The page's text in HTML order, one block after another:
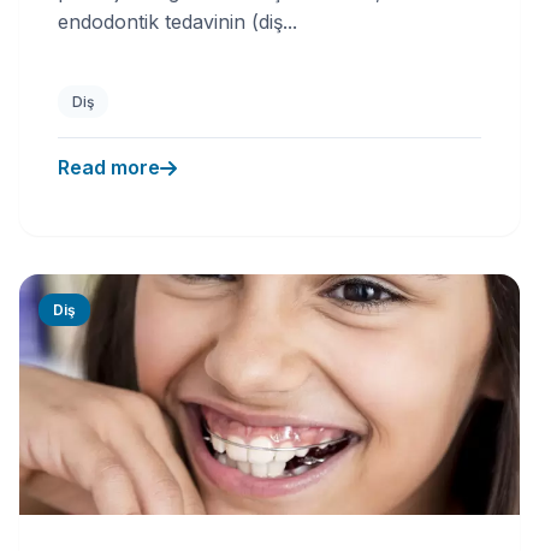
endodontik tedavinin (diş...
Diş
Read more
Diş